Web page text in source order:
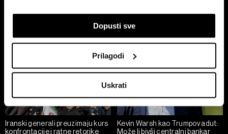
If you allow, we would also like to:
Collect information about your geographical
Identify your device by actively scanning it for
specific characteristics (fingerprinting)
Find out more about how your personal data is processed
and set your preferences in thedetails section
Dopusti sve
Prilagodi
Uskrati
10 posto pale na sudu u SAD-u
rat prije kraja mandata
Iranski generali preuzimaju kurs
konfrontacije i ratne retorike
Kevin Warsh kao Trumpov adut:
Može li bivši centralni bankar